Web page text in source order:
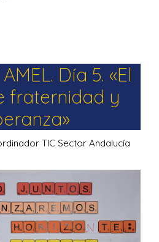
Día 5. «El
fraternidad y
TIC Sector Andalucía